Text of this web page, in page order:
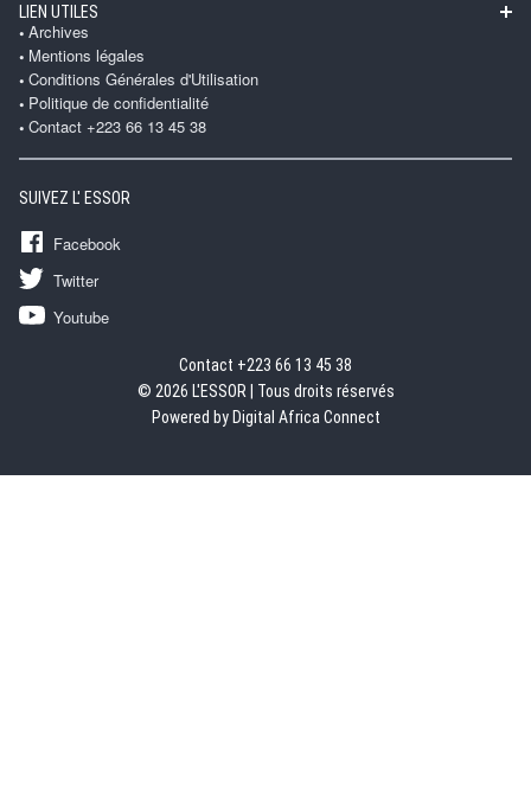
LIEN UTILES
Archives
Mentions légales
Conditions Générales d'Utilisation
Politique de confidentialité
Contact +223 66 13 45 38
SUIVEZ L' ESSOR
Facebook
Twitter
Youtube
Contact +223 66 13 45 38
© 2026 L'ESSOR | Tous droits réservés
Powered by Digital Africa Connect